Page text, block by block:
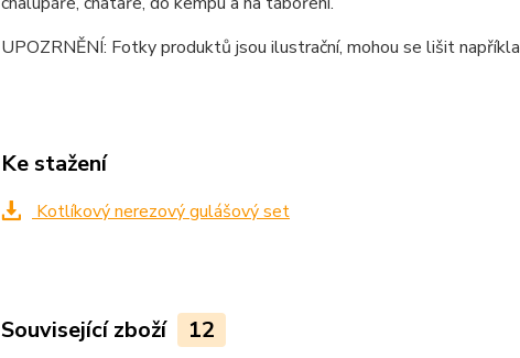
UPOZRNĚNÍ: Fotky produktů jsou ilustrační, mohou se lišit
Ke stažení
Kotlíkový nerezový gulášový set
Související zboží 12